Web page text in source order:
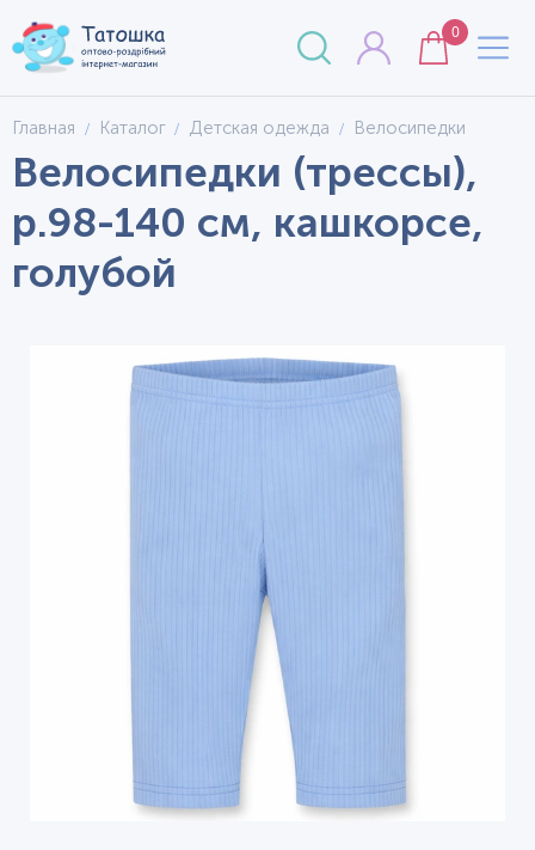
0
Главная Каталог Детская одежда Велосипедки
Велосипедки (трессы),
р.98-140 см, кашкорсе,
голубой